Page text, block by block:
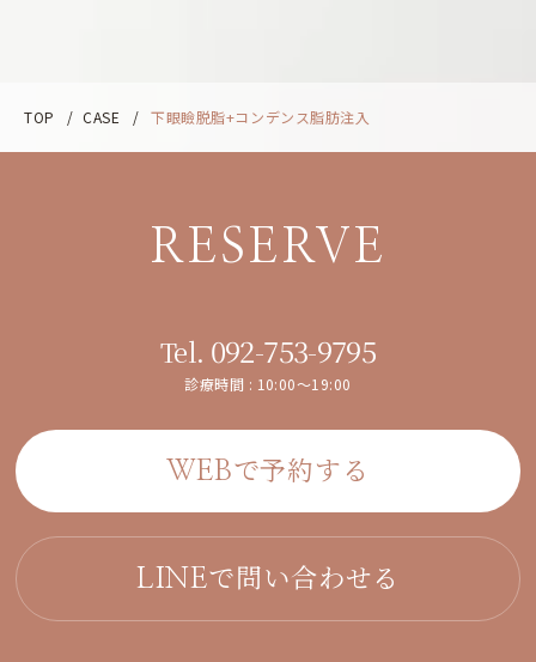
TOP / CASE / 下眼瞼脱脂+コンデンス脂肪注入
RESERVE
Tel. 092-753-9795
診療時間 : 10:00～19:00
WEBで予約する
LINEで問い合わせる